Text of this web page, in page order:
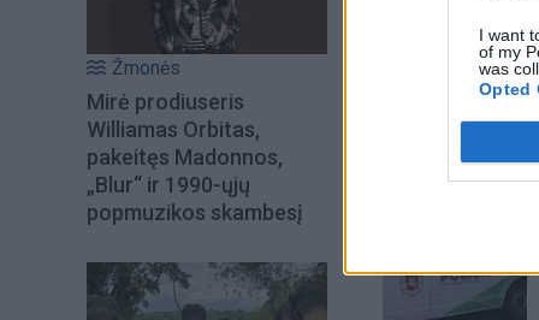
I want
of my
was
Opted
Žmonės
Mirė prodiuseris
Williamas Orbitas,
pakeitęs Madonnos,
„Blur“ ir 1990-ųjų
popmuzikos skambesį
Šiuo metu